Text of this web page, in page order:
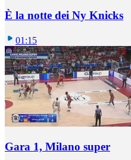
È la notte dei Ny Knicks
01:15
Gara 1, Milano super